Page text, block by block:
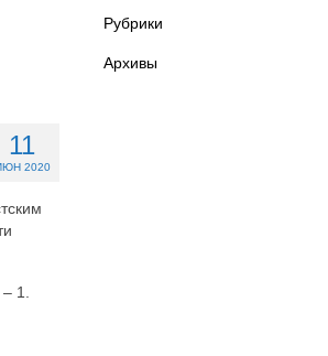
11
2020
1.
Рубрики
Архивы